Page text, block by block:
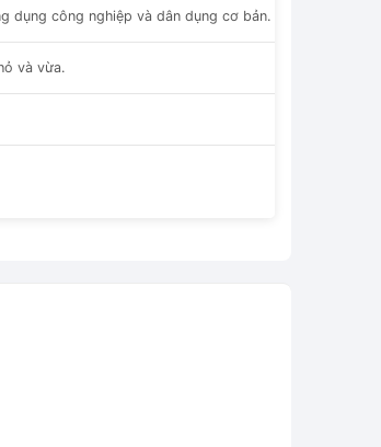
dụng công nghiệp và dân dụng cơ bản.
và vừa.